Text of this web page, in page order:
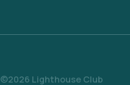
©2026 Lighthouse Club